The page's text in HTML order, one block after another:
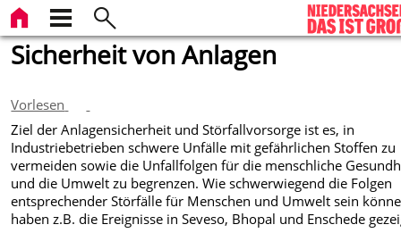
Sicherheit von Anlagen
Vorlesen
Ziel der Anlagensicherheit und Störfallvorsorge ist es, in
Industriebetrieben schwere Unfälle mit gefährlichen Stoffen zu
vermeiden sowie die Unfallfolgen für die menschliche
und die Umwelt zu begrenzen. Wie schwerwiegend die Folgen
entsprechender Störfälle für Menschen und Umwelt sein
haben z.B. die Ereignisse in Seveso, Bhopal und Enschede